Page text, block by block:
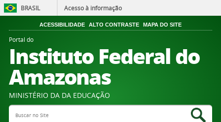
BRASIL Acesso à informação
ACESSIBILIDADE ALTO CONTRASTE MAPA DO SITE
Portal do
Instituto Federal do
Amazonas
MINISTÉRIO DA DA EDUCAÇÃO
Search Site